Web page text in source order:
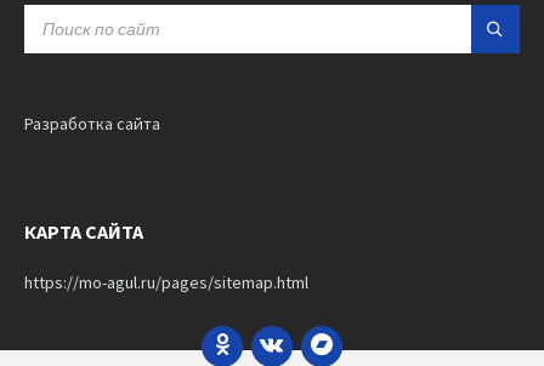
Разработка сайта
КАРТА САЙТА
https://mo-agul.ru/pages/sitemap.html
Odnoklassniki
VK Bandcamp